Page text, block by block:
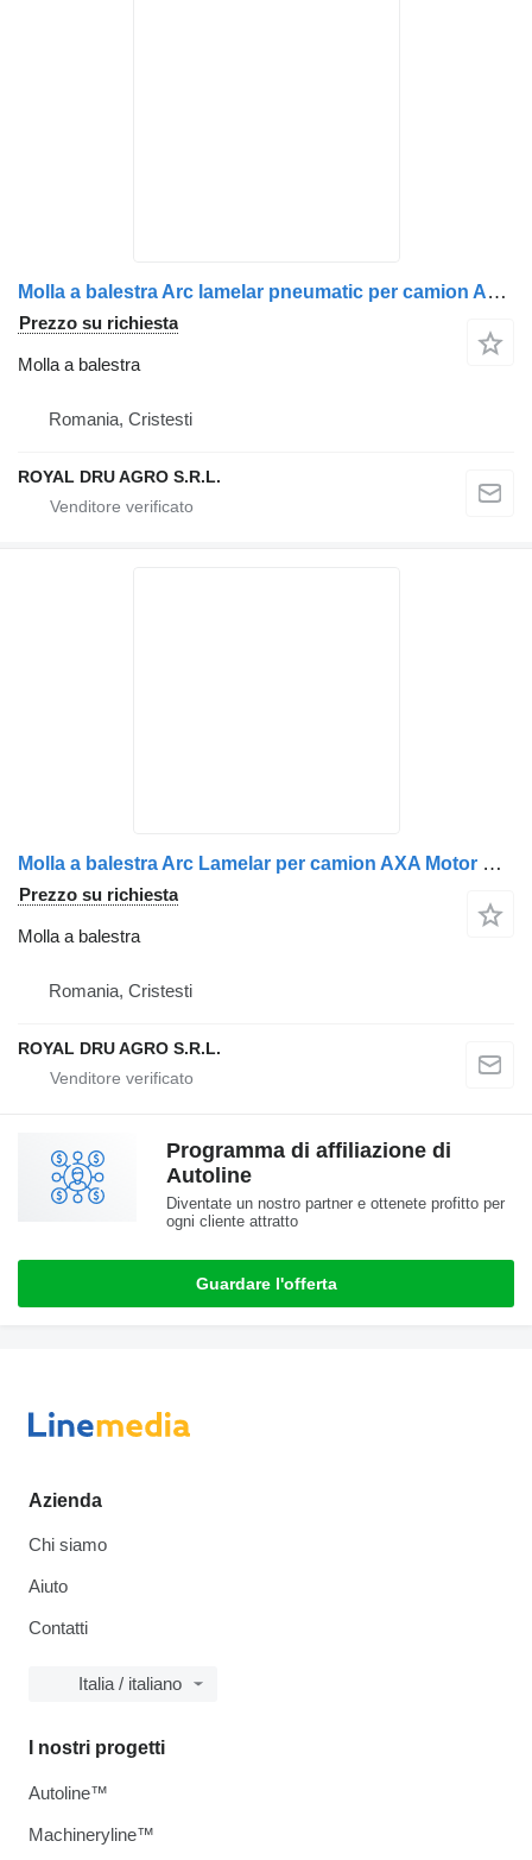
Molla a balestra Arc lamelar pneumatic per camion AXA motor stânga Renault 7422477207 5010600023-14
Prezzo su richiesta
Molla a balestra
Romania, Cristesti
ROYAL DRU AGRO S.R.L.
Molla a balestra Arc Lamelar per camion AXA Motor Stânga Renault 7482250918
Prezzo su richiesta
Molla a balestra
Romania, Cristesti
ROYAL DRU AGRO S.R.L.
Programma di affiliazione di
Autoline
Diventate un nostro partner e ottenete profitto per
ogni cliente attratto
Guardare l'offerta
Azienda
Chi siamo
Aiuto
Contatti
Italia / italiano
I nostri progetti
Autoline™
Machineryline™